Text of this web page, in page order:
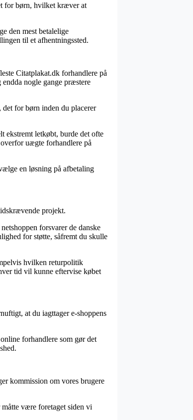
for børn, hvilket kræver at
den mest betalelige
til et afhentningssted.
Citatplakat.dk forhandlere på
nogle gange præstere
for børn inden du placerer
ekstremt letkøbt, burde det ofte
uægte forhandlere på
en løsning på afbetaling
projekt.
forsvarer de danske
for støtte, såfremt du skulle
hvilken returpolitik
tid vil kunne eftervise købet
at du iagttager e-shoppens
forhandlere som gør det
kommission om vores brugere
være foretaget siden vi